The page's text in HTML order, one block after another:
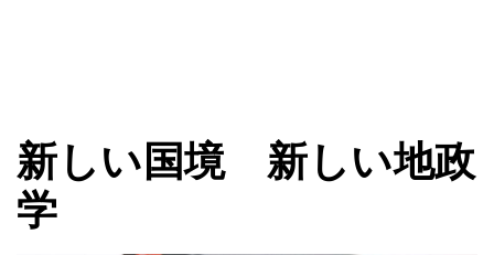
新しい国境 新しい地政
学